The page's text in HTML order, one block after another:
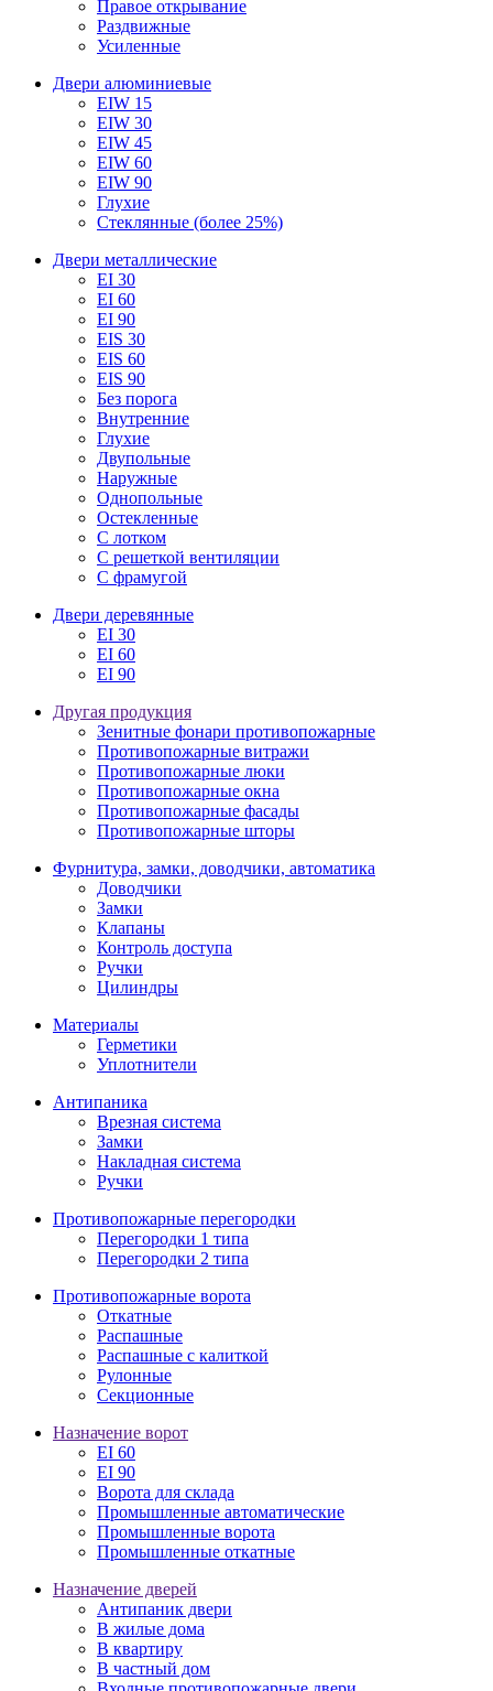
Правое открывание
Раздвижные
Усиленные
Двери алюминиевые
EIW 15
EIW 30
EIW 45
EIW 60
EIW 90
Глухие
Стеклянные (более 25%)
Двери металлические
EI 30
EI 60
EI 90
EIS 30
EIS 60
EIS 90
Без порога
Внутренние
Глухие
Двупольные
Наружные
Однопольные
Остекленные
С лотком
С решеткой вентиляции
С фрамугой
Двери деревянные
EI 30
EI 60
EI 90
Другая продукция
Зенитные фонари противопожарные
Противопожарные витражи
Противопожарные люки
Противопожарные окна
Противопожарные фасады
Противопожарные шторы
Фурнитура, замки, доводчики, автоматика
Доводчики
Замки
Клапаны
Контроль доступа
Ручки
Цилиндры
Материалы
Герметики
Уплотнители
Антипаника
Врезная система
Замки
Накладная система
Ручки
Противопожарные перегородки
Перегородки 1 типа
Перегородки 2 типа
Противопожарные ворота
Откатные
Распашные
Распашные с калиткой
Рулонные
Секционные
Назначение ворот
EI 60
EI 90
Ворота для склада
Промышленные автоматические
Промышленные ворота
Промышленные откатные
Назначение дверей
Антипаник двери
В жилые дома
В квартиру
В частный дом